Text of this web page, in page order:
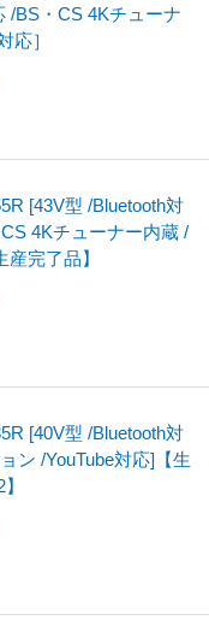
/BS・CS 4Kチューナ
応］
[43V型 /Bluetooth対
4Kチューナー内蔵 /
産完了品】
[40V型 /Bluetooth対
ン /YouTube対応]【生